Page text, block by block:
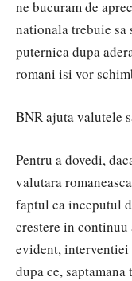
ne bucuram de
nationala trebuie sa
puternica dupa
romani isi vor
BNR ajuta valutele
Pentru a dovedi,
valutara
faptul ca inceputul
crestere in
evident, interventiei
dupa ce,